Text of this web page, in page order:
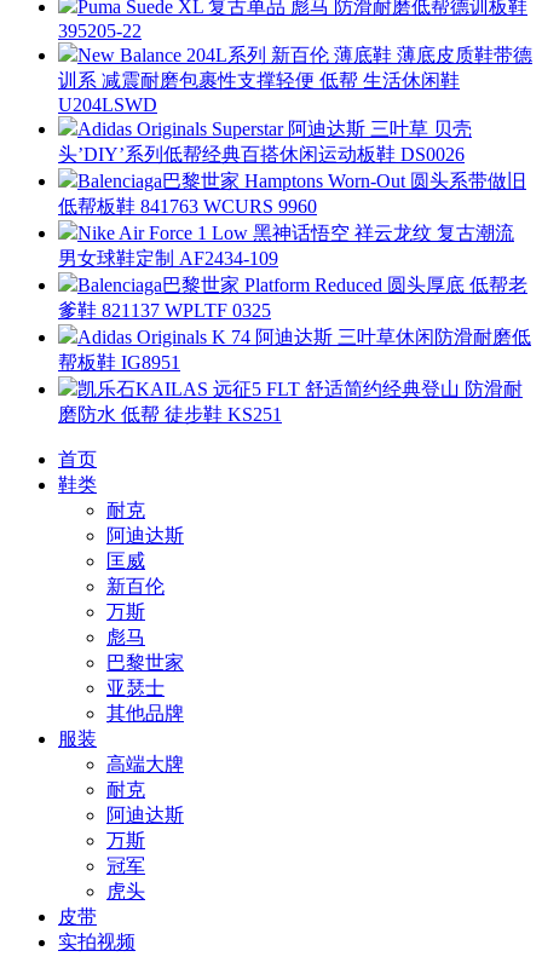
Puma Suede XL 复古单品 彪马 防滑耐磨低帮德训板鞋
395205-22
New Balance 204L系列 新百伦 薄底鞋 薄底皮质鞋带德
训系 减震耐磨包裹性支撑轻便 低帮 生活休闲鞋
U204LSWD
Adidas Originals Superstar 阿迪达斯 三叶草 贝壳
头’DIY’系列低帮经典百搭休闲运动板鞋 DS0026
Balenciaga巴黎世家 Hamptons Worn-Out 圆头系带做旧
低帮板鞋 841763 WCURS 9960
Nike Air Force 1 Low 黑神话悟空 祥云龙纹 复古潮流
男女球鞋定制 AF2434-109
Balenciaga巴黎世家 Platform Reduced 圆头厚底 低帮老
爹鞋 821137 WPLTF 0325
Adidas Originals K 74 阿迪达斯 三叶草休闲防滑耐磨低
帮板鞋 IG8951
凯乐石KAILAS 远征5 FLT 舒适简约经典登山 防滑耐
磨防水 低帮 徒步鞋 KS251
首页
鞋类
耐克
阿迪达斯
匡威
新百伦
万斯
彪马
巴黎世家
亚瑟士
其他品牌
服装
高端大牌
耐克
阿迪达斯
万斯
冠军
虎头
皮带
实拍视频